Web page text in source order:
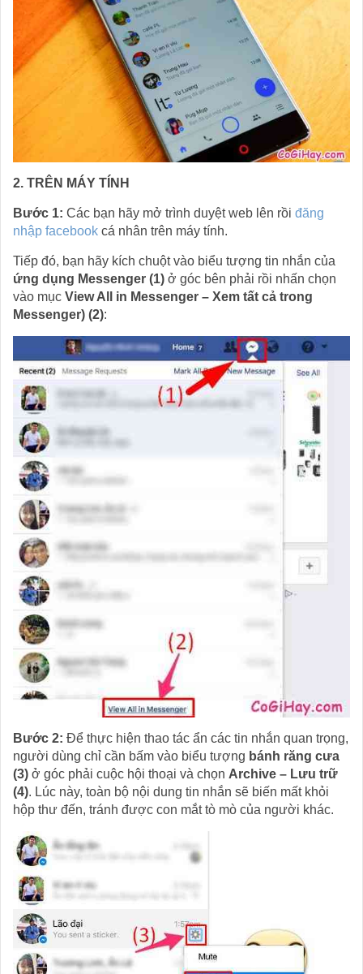
2. TRÊN MÁY TÍNH
Bước 1: Các bạn hãy mở trình duyệt web lên rồi đăng
nhập facebook cá nhân trên máy tính.
Tiếp đó, bạn hãy kích chuột vào biểu tượng tin nhắn của
ứng dụng Messenger (1) ở góc bên phải rồi nhấn chọn
vào mục View All in Messenger – Xem tất cả trong
Messenger) (2):
Bước 2: Để thực hiện thao tác ẩn các tin nhắn quan trọng,
người dùng chỉ cần bấm vào biểu tượng bánh răng cưa
(3) ở góc phải cuộc hội thoại và chọn Archive – Lưu trữ
(4). Lúc này, toàn bộ nội dung tin nhắn sẽ biến mất khỏi
hộp thư đến, tránh được con mắt tò mò của người khác.